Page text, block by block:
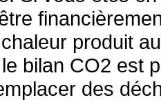
produit
bilan CO2 est
des